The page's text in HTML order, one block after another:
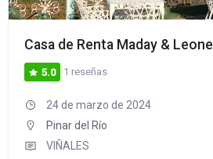
Casa de Renta Maday & Leonel
5.0 1 reseñas
24 de marzo de 2024
Pinar del Río
VIÑALES